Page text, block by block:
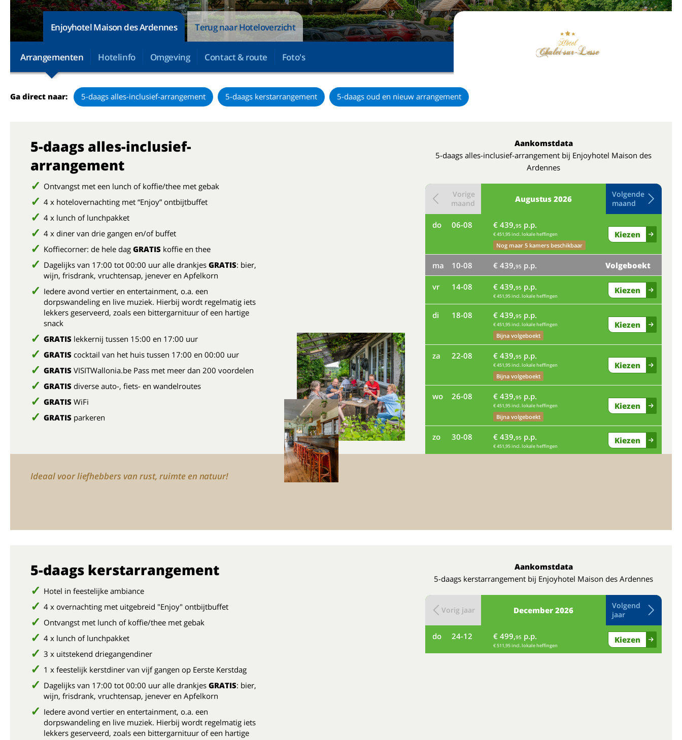
Enjoyhotel Maison des Ardennes Terug naar Hoteloverzicht
Arrangementen Hotelinfo Omgeving Contact & route Foto's
Ga direct naar: 5-daags alles-inclusief-arrangement 5-daags kerstarrangement 5-daags oud en nieuw arrangement
5-daags alles-inclusief-
arrangement
Ontvangst met een lunch of koffie/thee met gebak
4 x hotelovernachting met “Enjoy” ontbijtbuffet
4 x lunch of lunchpakket
4 x diner van drie gangen en/of buffet
Koffiecorner: de hele dag GRATIS koffie en thee
Dagelijks van 17:00 tot 00:00 uur alle drankjes GRATIS: bier,
wijn, frisdrank, vruchtensap, jenever en Apfelkorn
Iedere avond vertier en entertainment, o.a. een
dorpswandeling en live muziek. Hierbij wordt regelmatig iets
lekkers geserveerd, zoals een bittergarnituur of een hartige
snack
GRATIS lekkernij tussen 15:00 en 17:00 uur
GRATIS cocktail van het huis tussen 17:00 en 00:00 uur
GRATIS VISITWallonia.be Pass met meer dan 200 voordelen
GRATIS diverse auto-, fiets- en wandelroutes
GRATIS WiFi
GRATIS parkeren
Aankomstdata
5-daags alles-inclusief-arrangement bij Enjoyhotel Maison des
Ardennes
Augustus 2026
Vorige
maand
Volgende
maand
do 06-08 € 439,95 p.p.
€ 451,95 incl. lokale heffingen
Nog maar 5 kamers beschikbaar
Kiezen
ma 10-08 € 439,95 p.p. Volgeboekt
vr 14-08 € 439,95 p.p.
€ 451,95 incl. lokale heffingen
Kiezen
di 18-08 € 439,95 p.p.
€ 451,95 incl. lokale heffingen
Bijna volgeboekt
Kiezen
za 22-08 € 439,95 p.p.
€ 451,95 incl. lokale heffingen
Bijna volgeboekt
Kiezen
wo 26-08 € 439,95 p.p.
€ 451,95 incl. lokale heffingen
Bijna volgeboekt
Kiezen
zo 30-08 € 439,95 p.p.
€ 451,95 incl. lokale heffingen
Kiezen
Ideaal voor liefhebbers van rust, ruimte en natuur!
5-daags kerstarrangement
Hotel in feestelijke ambiance
4 x overnachting met uitgebreid "Enjoy" ontbijtbuffet
Ontvangst met lunch of koffie/thee met gebak
4 x lunch of lunchpakket
3 x uitstekend driegangendiner
1 x feestelijk kerstdiner van vijf gangen op Eerste Kerstdag
Dagelijks van 17:00 tot 00:00 uur alle drankjes GRATIS: bier,
wijn, frisdrank, vruchtensap, jenever en Apfelkorn
Iedere avond vertier en entertainment, o.a. een
dorpswandeling en live muziek. Hierbij wordt regelmatig iets
lekkers geserveerd, zoals een bittergarnituur of een hartige
Aankomstdata
5-daags kerstarrangement bij Enjoyhotel Maison des Ardennes
December 2026
Vorig jaar
Volgend
jaar
do 24-12 € 499,95 p.p.
€ 511,95 incl. lokale heffingen
Kiezen